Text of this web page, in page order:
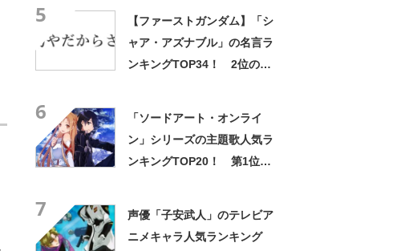
5
【ファーストガンダム】「シ
ャア・アズナブル」の名言ラ
ンキングTOP34！ 2位の
6
「ソードアート・オンライ
ン」シリーズの主題歌人気ラ
ンキングTOP20！ 第1位は
7
声優「子安武人」のテレビア
ニメキャラ人気ランキング